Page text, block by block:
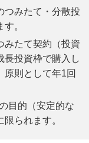
つみたて・分散投
。
みたて契約（投資
長投資枠で購入し
原則として年1回
目的（安定的な
られます。